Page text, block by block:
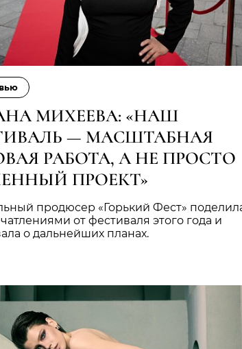
МИХЕЕВА: «НАШ
— МАСШТАБНАЯ
РАБОТА, А НЕ ПРОСТО
ПРОЕКТ»
продюсер «Горький Фест»
от фестиваля этого года и
о дальнейших планах.